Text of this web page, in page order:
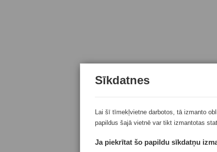
Sīkdatnes
Lai šī tīmekļvietne darbotos, tā izmanto
papildus šajā vietnē var tikt izmantotas
Ja piekrītat šo papildu sīkdatņu